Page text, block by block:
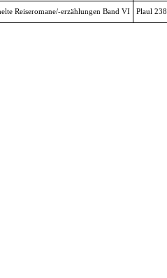
Reiseromane/-erzählungen Band VI Plaul 238